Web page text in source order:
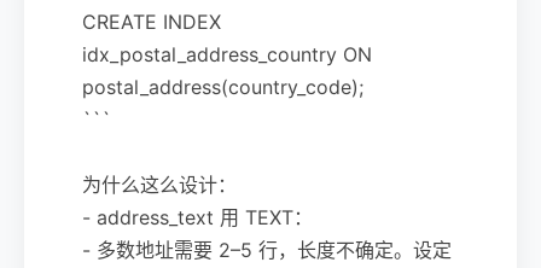
CREATE INDEX
idx_postal_address_country ON
postal_address(country_code);
```
为什么这么设计：
- address_text 用 TEXT：
- 多数地址需要 2–5 行，长度不确定。设定